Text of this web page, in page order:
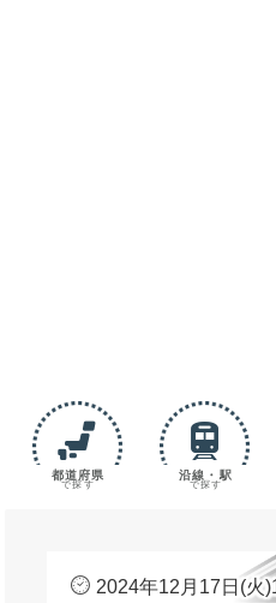
都道府県
で探す
沿線・駅
で探す
2024年12月17日(火